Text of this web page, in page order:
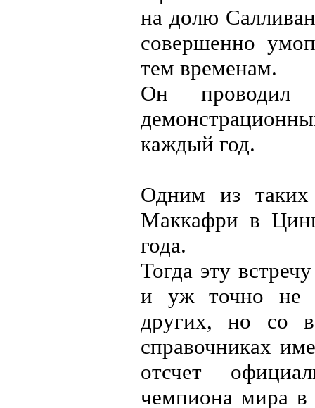
на долю
совершенно
тем временам.
Он проводил
каждый год.
Одним из
Маккафри в
года.
Тогда эту
и уж точно не
других, но со
справочниках
отсчет
чемпиона мира